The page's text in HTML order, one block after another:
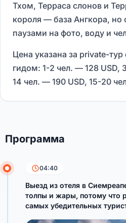
Тхом, Терраса слонов и
короля — база Ангкора,
паузами на фото, воду и
Цена указана за private-
гидом: 1-2 чел. — 128 USD,
14 чел. — 190 USD, 15-20
Программа
04:40
Выезд из отеля в
толпы и жары, потому что
самых убедительных